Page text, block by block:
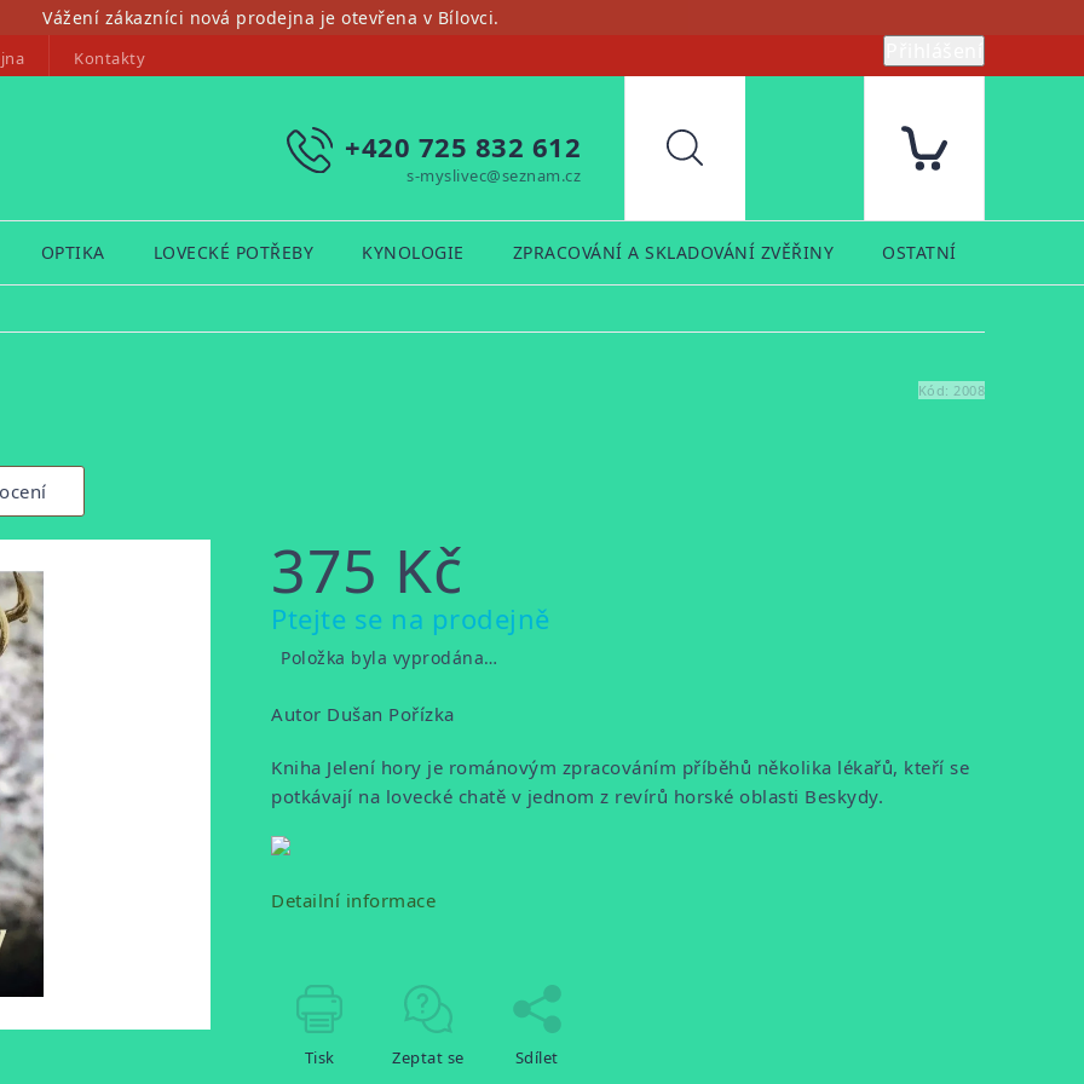
Vážení zákazníci nová prodejna je otevřena v Bílovci.
Kontakty
+420 725 832 612
s-myslivec@seznam.cz
Hledat
OPTIKA LOVECKÉ POTŘEBY KYNOLOGIE ZPRACOVÁNÍ A SKLADOVÁNÍ ZVĚŘINY OSTATNÍ
Kód: 2008
375 Kč
Měrná
cena:
Ptejte se na prodejně
Položka byla vyprodána…
Autor Dušan Pořízka
Kniha Jelení hory je románovým zpracováním příběhů několika lékařů, kteří se
potkávají na lovecké chatě v jednom z revírů horské oblasti Beskydy.
Detailní informace
Tisk Zeptat se Sdílet